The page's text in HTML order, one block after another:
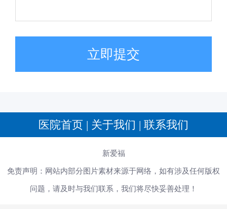
立即提交
医院首页 | 关于我们 | 联系我们
新爱福
免责声明：网站内部分图片素材来源于网络，如有涉及任何版权
问题，请及时与我们联系，我们将尽快妥善处理！